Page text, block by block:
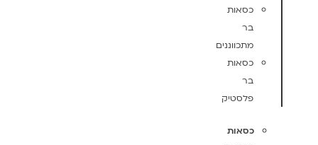
כסאות
בר
מתכווננים
כסאות
בר
פלסטיק
כסאות